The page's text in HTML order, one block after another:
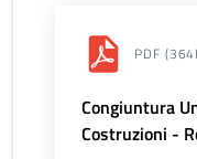
PDF
Congiuntura
Costruzioni -